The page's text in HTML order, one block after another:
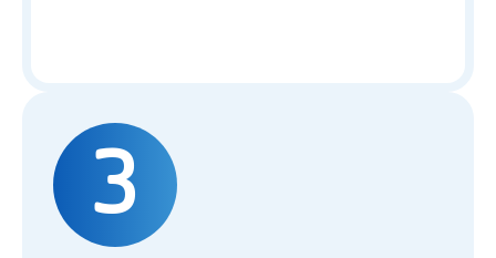
3